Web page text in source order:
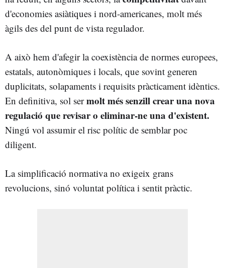
d'economies asiàtiques i nord-americanes, molt més
àgils des del punt de vista regulador.
A això hem d'afegir la coexistència de normes europees,
estatals, autonòmiques i locals, que sovint generen
duplicitats, solapaments i requisits pràcticament idèntics.
En definitiva, sol sermolt més senzill crear una nova
regulació que revisar o eliminar-ne una d'existent.
Ningú vol assumir el risc polític de semblar poc
diligent.
La simplificació normativa no exigeix grans
revolucions, sinó voluntat política i sentit pràctic.